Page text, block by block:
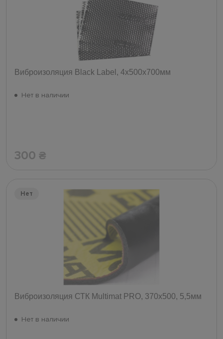
Виброизоляция Black Label, 4х500х700мм
Нет в наличии
300 ₴
Нет
Виброизоляция СТК Multimat PRO, 370x500, 5,5мм
Нет в наличии